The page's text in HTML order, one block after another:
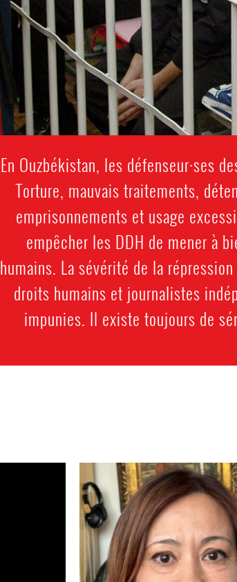
En Ouzbékistan, les défenseur·ses
Torture, mauvais traitements,
emprisonnements et usage
empêcher les DDH de mener à
humains. La sévérité de la
droits humains et journalistes
impunies. Il existe toujours de